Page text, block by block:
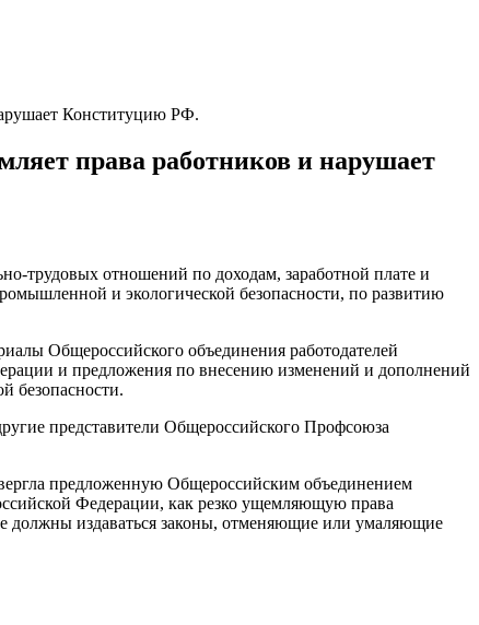
Конституцию РФ.
права работников и нарушает
трудовых отношений по доходам, заработной плате и
и экологической безопасности, по развитию
Общероссийского объединения работодателей
и предложения по внесению изменений и дополнений
безопасности.
представители Общероссийского Профсоюза
предложенную Общероссийским объединением
Федерации, как резко ущемляющую права
должны издаваться законы, отменяющие или умаляющие